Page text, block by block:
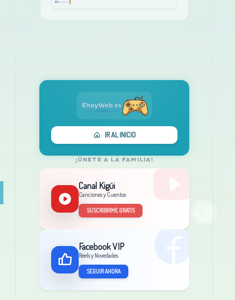
IR AL INICIO
¡ÚNETE A LA FAMILIA!
Canal Kigüi
Canciones y Cuentos
SUSCRIBIRME GRATIS
Facebook VIP
Reels y Novedades
SEGUIR AHORA